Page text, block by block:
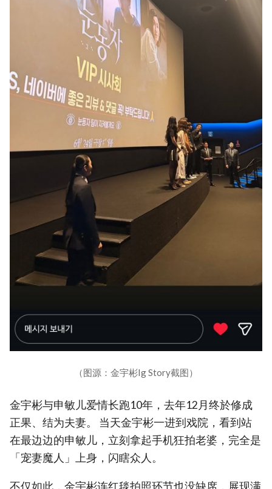
（图源：金宇彬Ig Story截图）
金宇彬与申敏儿爱情长跑10年，去年12月终於修成
正果、结为夫妻。 当天金宇彬一进到戏院，看到站
在最边边的申敏儿，立刻拿起手机狂拍老婆，完全是
「宠妻魔人」上身，闪瞎众人。
不仅如此，金宇彬连红毯拍照环节也没缺席，展现满